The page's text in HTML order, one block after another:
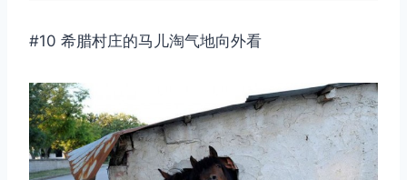
#10 希腊村庄的马儿淘气地向外看